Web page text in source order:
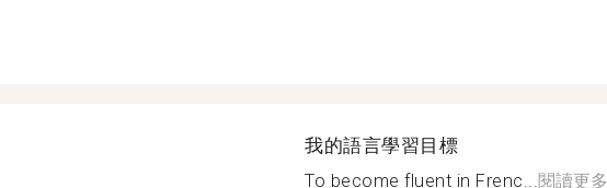
我的語言學習目標
To become fluent in Frenc...閱讀更多